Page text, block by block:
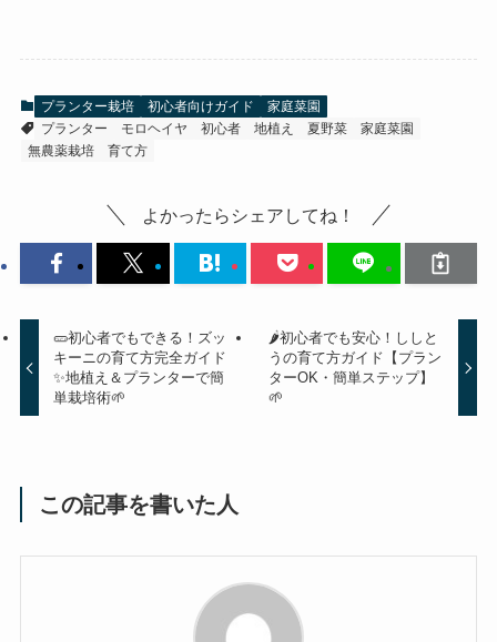
プランター栽培 初心者向けガイド
家庭菜園
プランター
モロヘイヤ 初心者 地植え 夏野菜
家庭菜園
無農薬栽培
育て方
よかったらシェアしてね！
🥒初心者でもできる！ズッ
キーニの育て方完全ガイド
✨地植え＆プランターで簡
単栽培術🌱
🌶️初心者でも安心！ししと
うの育て方ガイド【プラン
ターOK・簡単ステップ】
🌱
この記事を書いた人